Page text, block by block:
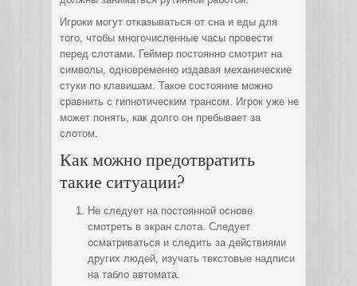
Игроки могут отказываться от сна и еды для
того, чтобы многочисленные часы провести
перед слотами. Геймер постоянно смотрит на
символы, одновременно издавая механические
стуки по клавишам. Такое состояние можно
сравнить с гипнотическим трансом. Игрок уже не
может понять, как долго он пребывает за
слотом.
Как можно предотвратить
такие ситуации?
Не следует на постоянной основе
смотреть в экран слота. Следует
осматриваться и следить за действиями
других людей, изучать текстовые надписи
на табло автомата.